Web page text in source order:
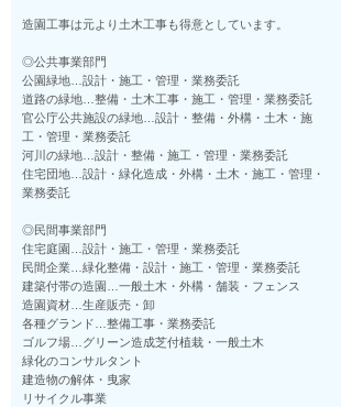
造園工事は元より土木工事も得意としています。
◎公共事業部門
公園緑地…設計・施工・管理・業務委託
道路の緑地…整備・土木工事・施工・管理・業務委託
官公庁公共施設の緑地…設計・整備・外構・土木・施
工・管理・業務委託
河川の緑地…設計・整備・施工・管理・業務委託
住宅団地…設計・緑化造成・外構・土木・施工・管理・
業務委託
◎民間事業部門
住宅庭園…設計・施工・管理・業務委託
民間企業…緑化整備・設計・施工・管理・業務委託
建築付帯の造園…一般土木・外構・舗装・フェンス
造園資材…生産販売・卸
各種グランド…整備工事・業務委託
ゴルフ場…グリーン造成芝付植栽・一般土木
緑化のコンサルタント
建造物の解体・曳家
リサイクル事業